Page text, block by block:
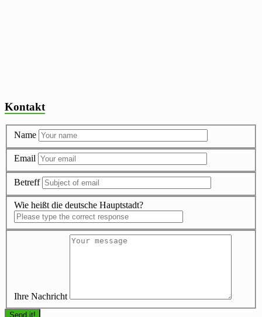
Kontakt
Name
Email
Betreff
Wie heißt die deutsche Hauptstadt?
Ihre Nachricht